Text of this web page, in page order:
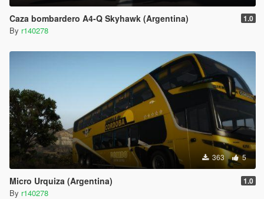
Caza bombardero A4-Q Skyhawk (Argentina) 1.0
By r140278
363 5
Micro Urquiza (Argentina) 1.0
By r140278